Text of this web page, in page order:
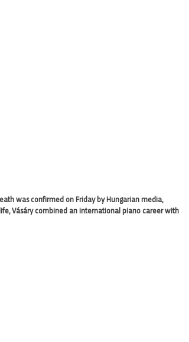
was confirmed on Friday by Hungarian media,
Vásáry combined an international piano career with